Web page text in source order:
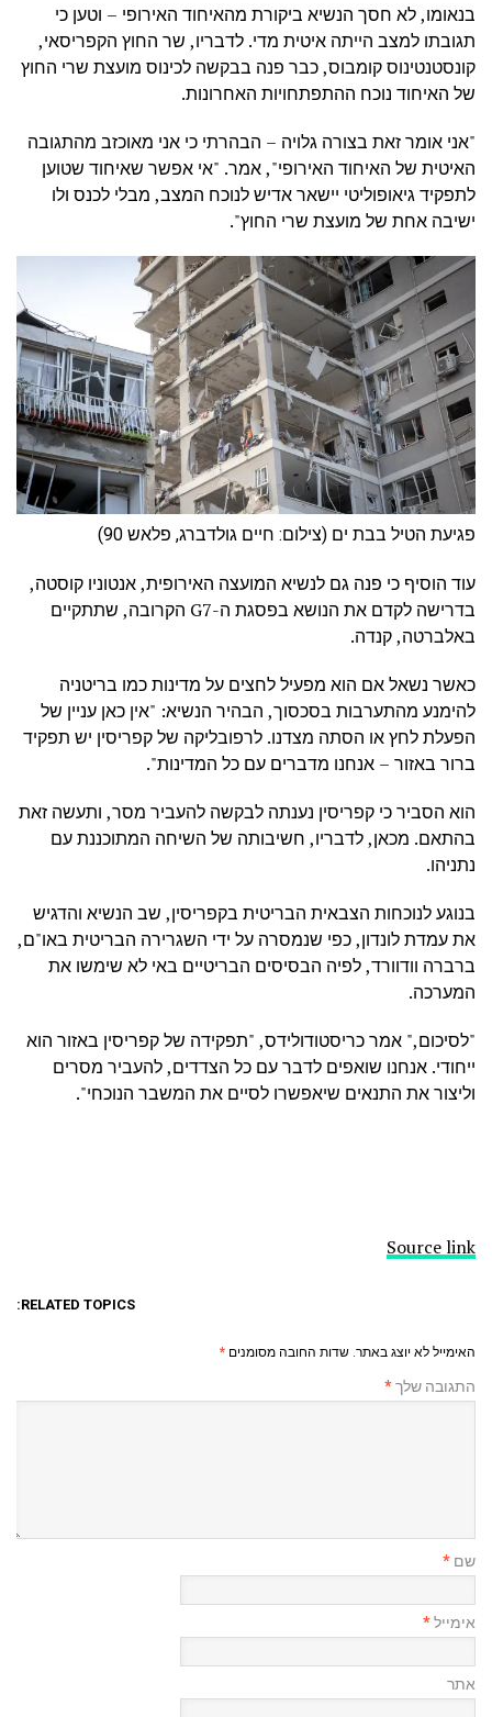
בנאומו, לא חסך הנשיא ביקורת מהאיחוד האירופי – וטען כי
תגובתו למצב הייתה איטית מדי. לדבריו, שר החוץ הקפריסאי,
קונסטנטינוס קומבוס, כבר פנה בבקשה לכינוס מועצת שרי החוץ
של האיחוד נוכח ההתפתחויות האחרונות.
"אני אומר זאת בצורה גלויה – הבהרתי כי אני מאוכזב מהתגובה
האיטית של האיחוד האירופי", אמר. "אי אפשר שאיחוד שטוען
לתפקיד גיאופוליטי יישאר אדיש לנוכח המצב, מבלי לכנס ולו
ישיבה אחת של מועצת שרי החוץ".
פגיעת הטיל בבת ים (צילום: חיים גולדברג, פלאש 90)
עוד הוסיף כי פנה גם לנשיא המועצה האירופית, אנטוניו קוסטה,
בדרישה לקדם את הנושא בפסגת ה-G7 הקרובה, שתתקיים
באלברטה, קנדה.
כאשר נשאל אם הוא מפעיל לחצים על מדינות כמו בריטניה
להימנע מהתערבות בסכסוך, הבהיר הנשיא: "אין כאן עניין של
הפעלת לחץ או הסתה מצדנו. לרפובליקה של קפריסין יש תפקיד
ברור באזור – אנחנו מדברים עם כל המדינות".
הוא הסביר כי קפריסין נענתה לבקשה להעביר מסר, ותעשה זאת
בהתאם. מכאן, לדבריו, חשיבותה של השיחה המתוכננת עם
נתניהו.
בנוגע לנוכחות הצבאית הבריטית בקפריסין, שב הנשיא והדגיש
את עמדת לונדון, כפי שנמסרה על ידי השגרירה הבריטית באו"ם,
ברברה וודוורד, לפיה הבסיסים הבריטיים באי לא שימשו את
המערכה.
"לסיכום," אמר כריסטודולידס, "תפקידה של קפריסין באזור הוא
ייחודי. אנחנו שואפים לדבר עם כל הצדדים, להעביר מסרים
וליצור את התנאים שיאפשרו לסיים את המשבר הנוכחי".
Source link
RELATED TOPICS:
האימייל לא יוצג באתר. שדות החובה מסומנים *
התגובה שלך*
שם *
אימייל*
אתר